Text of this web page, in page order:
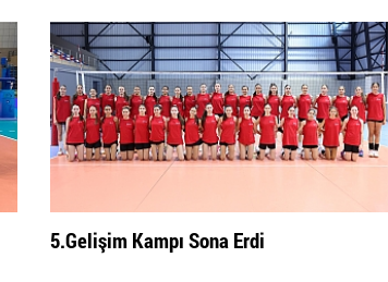
5.Gelişim Kampı Sona Erdi